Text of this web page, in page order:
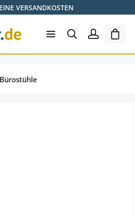
VERSANDKOSTEN
Bürostühle